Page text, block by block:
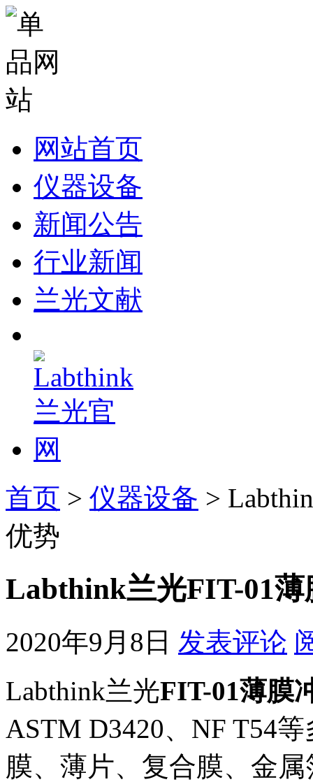
网站首页
仪器设备
新闻公告
行业新闻
兰光文献
首页 > 仪器设备 >
优势
Labthink兰光FIT-01
2020年9月8日 发表评论
Labthink兰光FIT-01薄膜
ASTM D3420、NF T54
膜、薄片、复合膜、金